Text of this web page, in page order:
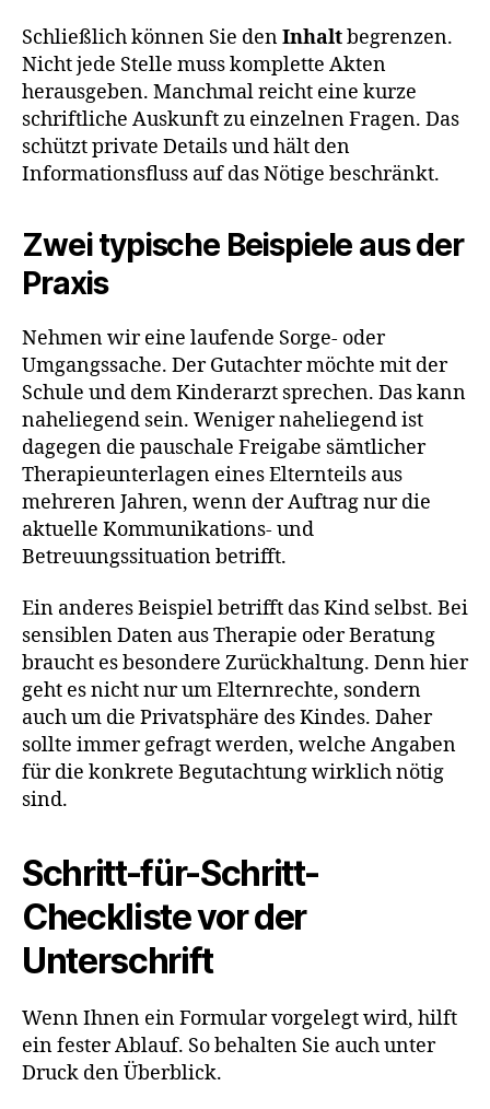
Schließlich können Sie denInhaltbegrenzen.
Nicht jede Stelle muss komplette Akten
herausgeben. Manchmal reicht eine kurze
schriftliche Auskunft zu einzelnen Fragen. Das
schützt private Details und hält den
Informationsfluss auf das Nötige beschränkt.
Zwei typische Beispiele aus der
Praxis
Nehmen wir eine laufende Sorge- oder
Umgangssache. Der Gutachter möchte mit der
Schule und dem Kinderarzt sprechen. Das kann
naheliegend sein. Weniger naheliegend ist
dagegen die pauschale Freigabe sämtlicher
Therapieunterlagen eines Elternteils aus
mehreren Jahren, wenn der Auftrag nur die
aktuelle Kommunikations- und
Betreuungssituation betrifft.
Ein anderes Beispiel betrifft das Kind selbst. Bei
sensiblen Daten aus Therapie oder Beratung
braucht es besondere Zurückhaltung. Denn hier
geht es nicht nur um Elternrechte, sondern
auch um die Privatsphäre des Kindes. Daher
sollte immer gefragt werden, welche Angaben
für die konkrete Begutachtung wirklich nötig
sind.
Schritt-für-Schritt-
Checkliste vor der
Unterschrift
Wenn Ihnen ein Formular vorgelegt wird, hilft
ein fester Ablauf. So behalten Sie auch unter
Druck den Überblick.